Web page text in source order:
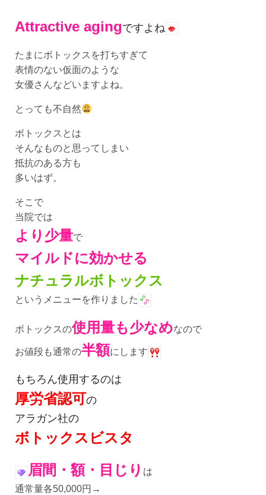
Attractive agingですよね
たまにボトックスを打ちすぎて
表情のない仮面のような
女優さんなどいますよね。
とっても不自然
ボトックスとは
そんなものと思ってしまい
抵抗のある方も
多いはず。
そこで
当院では
より少量で
マイルドに効かせる
ナチュラルボトックス
というメニューを作りました
ボトックスの使用量も少なめなので
お値段も通常の半額にします
もちろん使用するのは
厚労省認可の
アラガン社の
ボトックスビスタ
眉間・額・目じり は
通常量各50,000円→